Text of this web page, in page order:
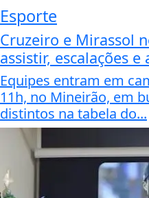
Esporte
Cruzeiro e Mirassol
assistir, escalações
Equipes entram em
11h, no Mineirão, em
distintos na tabela do...